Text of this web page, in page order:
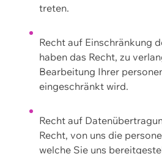
treten.
Recht auf Einschränkung
haben das Recht, zu
Bearbeitung Ihrer
eingeschränkt wird.
Recht auf
Recht, von uns die
welche Sie uns